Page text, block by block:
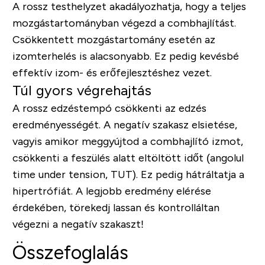
A rossz testhelyzet akadályozhatja, hogy a teljes
mozgástartományban végezd a combhajlítást.
Csökkentett mozgástartomány esetén az
izomterhelés is alacsonyabb. Ez pedig kevésbé
effektív izom- és erőfejlesztéshez vezet.
Túl gyors végrehajtás
A rossz edzéstempó csökkenti az edzés
eredményességét. A negatív szakasz elsietése,
vagyis amikor meggyújtod a combhajlító izmot,
csökkenti a feszülés alatt eltöltött időt (angolul
time under tension, TUT). Ez pedig hátráltatja a
hipertrófiát. A legjobb eredmény elérése
érdekében, törekedj lassan és kontrolláltan
végezni a negatív szakaszt!
Összefoglalás